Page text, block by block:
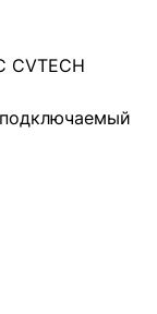
CVTECH